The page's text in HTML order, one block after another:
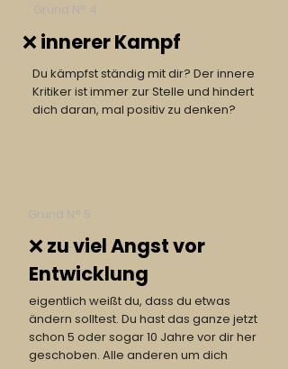
Grund N° 4
❌ innerer Kampf
Du kämpfst ständig mit dir? Der innere
Kritiker ist immer zur Stelle und hindert
dich daran, mal positiv zu denken?
Grund N° 5
❌ zu viel Angst vor
Entwicklung
eigentlich weißt du, dass du etwas
ändern solltest. Du hast das ganze jetzt
schon 5 oder sogar 10 Jahre vor dir her
geschoben. Alle anderen um dich